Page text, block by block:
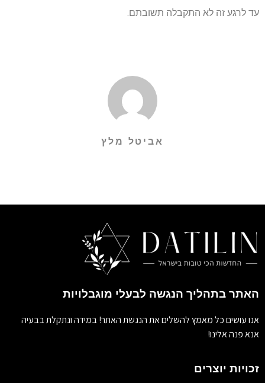
עד לרגע זה לא התקבלה תשובתם.
אביטל מלץ
האתר בתהליך הנגשה לבעלי מוגבלויות
אנו עושים כל מאמץ להשלים את הנגשת האתר! במידה ונתקלת בבעיה
אנא פנה אלינו!
זכויות יוצרים